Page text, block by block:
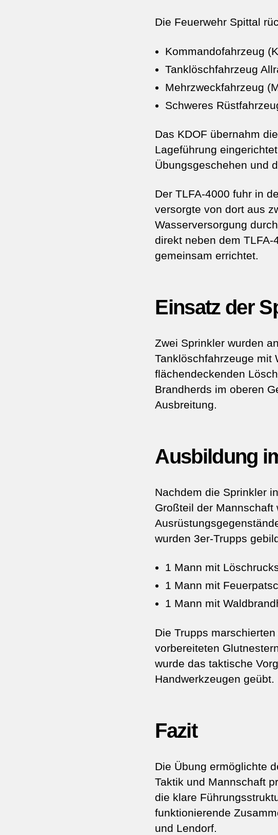
Die Feuerwehr Spittal
Kommandofahrzeug
Tanklöschfahrzeug
Mehrzweckfahrzeug
Schweres
Das KDOF übernahm
Lageführung
Übungsgeschehen und
Der TLFA-4000 fuhr in
versorgte von dort aus
Wasserversorgung
direkt neben dem
gemeinsam errichtet.
Einsatz der
Zwei Sprinkler wurden
Tanklöschfahrzeuge mit
flächendeckenden
Brandherds im oberen
Ausbreitung.
Ausbildung
Nachdem die Sprinkler
Großteil der Mannschaft
wurden 3er-Trupps
1 Mann mit
1 Mann mit
1 Mann mit
Die Trupps
vorbereiteten
wurde das taktische
Handwerkzeugen geübt.
Fazit
Die Übung ermöglichte
Taktik und Mannschaft
die klare
funktionierende
und Lendorf.